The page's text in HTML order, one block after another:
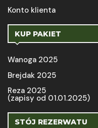
Konto klienta
KUP PAKIET
Wanoga 2025
Brejdak 2025
Reza 2025
(zapisy od 01.01.2025)
STÓJ REZERWATU